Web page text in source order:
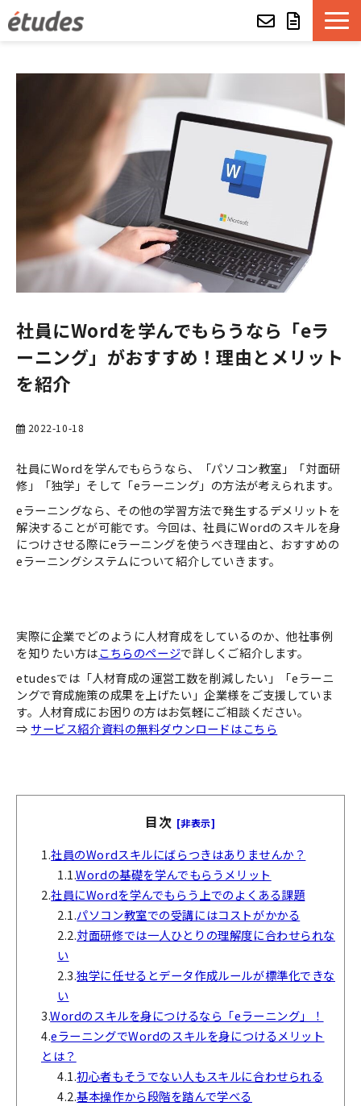
eラーニング教材一覧
etudes Basket
alue e-craft
etudes Classroom
お役立ち資料一覧
社員にWordを学んでもらうなら「eラ
ーニング」がおすすめ！理由とメリット
を紹介
2022-10-18
社員にWordを学んでもらうなら、「パソコン教室」「対面研
修」「独学」そして「eラーニング」の方法が考えられます。
eラーニングなら、その他の学習方法で発生するデメリットを
解決することが可能です。今回は、社員にWordのスキルを身
につけさせる際にeラーニングを使うべき理由と、おすすめの
eラーニングシステムについて紹介していきます。
実際に企業でどのように人材育成をしているのか、他社事例
を知りたい方はこちらのページで詳しくご紹介します。
etudesでは「人材育成の運営工数を削減したい」「eラーニ
ングで育成施策の成果を上げたい」企業様をご支援していま
す。人材育成にお困りの方はお気軽にご相談ください。
⇒ サービス紹介資料の無料ダウンロードはこちら
目次 [非表示]
1.社員のWordスキルにばらつきはありませんか？
1.1.Wordの基礎を学んでもらうメリット
2.社員にWordを学んでもらう上でのよくある課題
2.1.パソコン教室での受講にはコストがかかる
2.2.対面研修では一人ひとりの理解度に合わせられな
い
2.3.独学に任せるとデータ作成ルールが標準化できな
い
3.Wordのスキルを身につけるなら「eラーニング」！
4.eラーニングでWordのスキルを身につけるメリット
とは？
4.1.初心者もそうでない人もスキルに合わせられる
4.2.基本操作から段階を踏んで学べる